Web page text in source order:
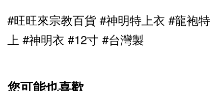
#旺旺來宗教百貨 #神明特上衣 #龍袍特
上 #神明衣 #12寸 #台灣製
您可能也喜歡